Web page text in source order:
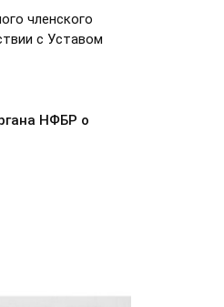
членского
с Уставом
НФБР о